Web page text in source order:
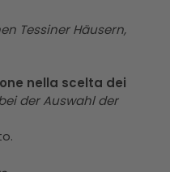
Tessiner Häusern,
nella scelta dei
der Auswahl der